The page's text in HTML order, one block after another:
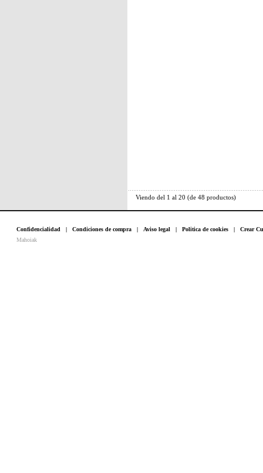
Viendo del 1 al 20 (de 48 productos)
Confidencialidad | Condiciones de compra | Aviso legal | Politica de cookies | Crear
Mahoiak